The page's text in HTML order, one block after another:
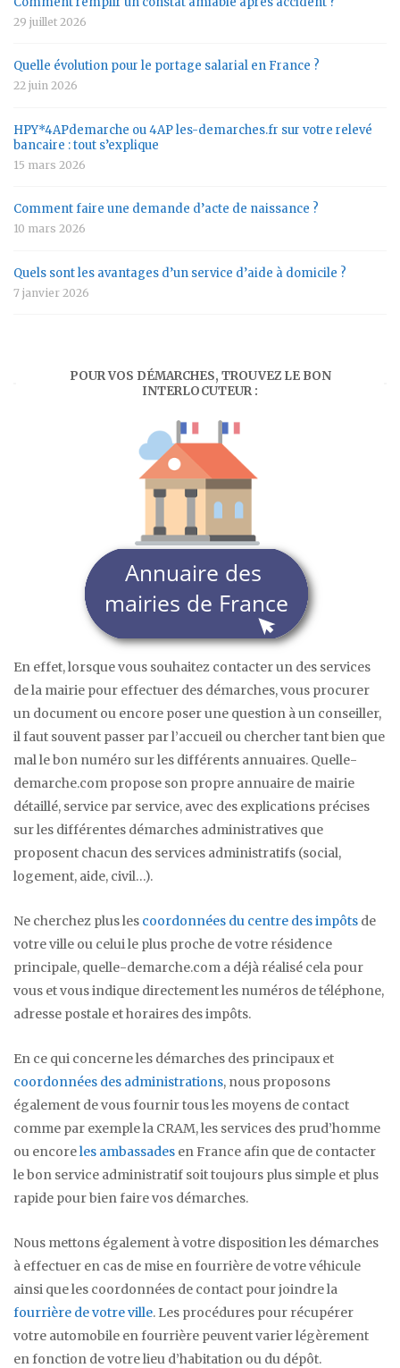
29 juillet 2026
Quelle évolution pour le portage salarial en France ?
22 juin 2026
HPY*4APdemarche ou 4AP les-demarches.fr sur votre relevé
bancaire : tout s’explique
15 mars 2026
Comment faire une demande d’acte de naissance ?
10 mars 2026
Quels sont les avantages d’un service d’aide à domicile ?
7 janvier 2026
POUR VOS DÉMARCHES, TROUVEZ LE BON
INTERLOCUTEUR :
En effet, lorsque vous souhaitez contacter un des services
de la mairie pour effectuer des démarches, vous procurer
un document ou encore poser une question à un conseiller,
il faut souvent passer par l’accueil ou chercher tant bien que
mal le bon numéro sur les différents annuaires. Quelle-
demarche.com propose son propre annuaire de mairie
détaillé, service par service, avec des explications précises
sur les différentes démarches administratives que
proposent chacun des services administratifs (social,
logement, aide, civil…).
Ne cherchez plus les coordonnées du centre des impôts de
votre ville ou celui le plus proche de votre résidence
principale, quelle-demarche.com a déjà réalisé cela pour
vous et vous indique directement les numéros de téléphone,
adresse postale et horaires des impôts.
En ce qui concerne les démarches des principaux et
coordonnées des administrations, nous proposons
également de vous fournir tous les moyens de contact
comme par exemple la CRAM, les services des prud’homme
ou encoreles ambassades en France afin que de contacter
le bon service administratif soit toujours plus simple et plus
rapide pour bien faire vos démarches.
Nous mettons également à votre disposition les démarches
à effectuer en cas de mise en fourrière de votre véhicule
ainsi que les coordonnées de contact pour joindre la
fourrière de votre ville. Les procédures pour récupérer
votre automobile en fourrière peuvent varier légèrement
en fonction de votre lieu d’habitation ou du dépôt.